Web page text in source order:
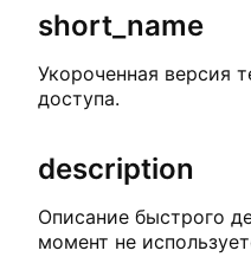
short_name
Укороченная версия
доступа.
description
Описание быстрого
момент не